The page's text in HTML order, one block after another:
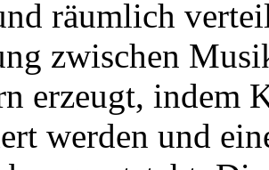
räumlich
zwischen
erzeugt, indem
werden und